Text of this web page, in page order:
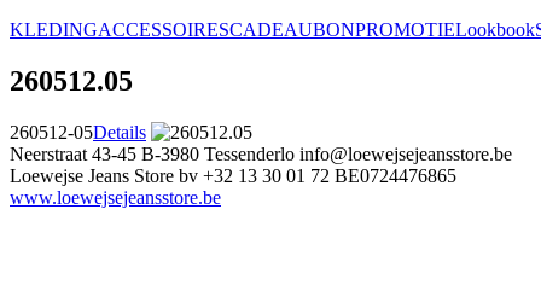
KLEDINGACCESSOIRESCADEAUBONPROMOTIELookbook
260512.05
260512-05Details
Neerstraat 43-45 B-3980 Tessenderlo info@loewejsejeansstore.be
Loewejse Jeans Store bv +32 13 30 01 72 BE0724476865
www.loewejsejeansstore.be